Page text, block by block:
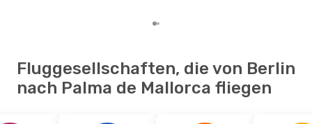
Fluggesellschaften, die von Berlin
nach Palma de Mallorca fliegen